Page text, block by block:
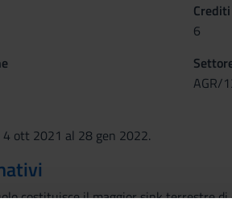
Crediti
6
AGR/
ott 2021 al 28 gen 2022.
costituisce il maggior sink terrestre